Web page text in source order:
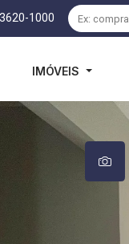
1000
IMÓVEIS